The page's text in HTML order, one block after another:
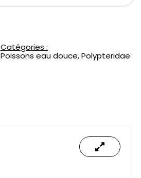
Catégories :
Poissons eau douce,Polypteridae